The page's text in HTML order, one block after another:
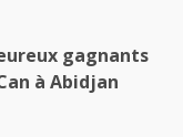
gagnants
à Abidjan